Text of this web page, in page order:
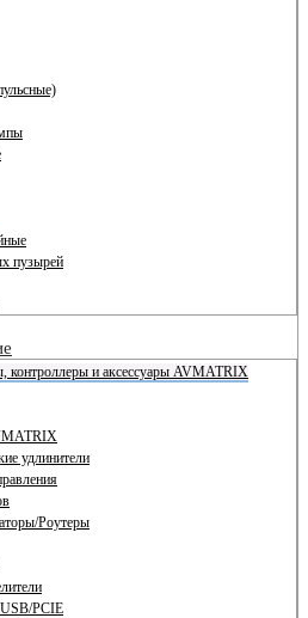
пузырей
контроллеры и аксессуары AVMATRIX
удлинители
Роутеры
USB/PCIE